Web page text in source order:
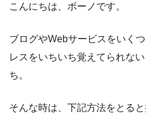
こんにちは、ボーノです。
ブログやWebサービスをいく
レスをいちいち覚えてられな
ち。
そんな時は、下記方法をとる